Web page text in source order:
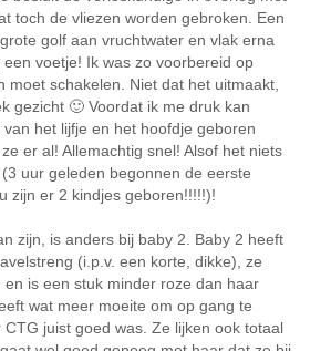
toch de vliezen worden gebroken. Een
golf aan vruchtwater en vlak erna
voetje! Ik was zo voorbereid op
moet schakelen. Niet dat het uitmaakt,
gezicht 🙂 Voordat ik me druk kan
het lijfje en het hoofdje geboren
er al! Allemachtig snel! Alsof het niets
uur geleden begonnen de eerste
zijn er 2 kindjes geboren!!!!!)!
zijn, is anders bij baby 2. Baby 2 heeft
(i.p.v. een korte, dikke), ze
en is een stuk minder roze dan haar
wat meer moeite om op gang te
CTG juist goed was. Ze lijken ook totaal